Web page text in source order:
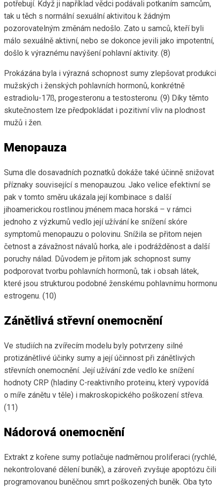
potřebují. Když ji například vědci podávali potkaním samcům,
tak u těch s normální sexuální aktivitou k žádným
pozorovatelným změnám nedošlo. Zato u samců, kteří byli
málo sexuálně aktivní, nebo se dokonce jevili jako impotentní,
došlo k výraznému navýšení pohlavní aktivity. (8)
Prokázána byla i výrazná schopnost sumy zlepšovat produkci
mužských i ženských pohlavních hormonů, konkrétně
estradiolu-17ß, progesteronu a testosteronu. (9) Díky těmto
skutečnostem lze předpokládat i pozitivní vliv na plodnost
mužů i žen.
Menopauza
Suma dle dosavadních poznatků dokáže také účinně snižovat
příznaky související s menopauzou. Jako velice efektivní se
pak v tomto směru ukázala její kombinace s další
jihoamerickou rostlinou jménem maca horská – v rámci
jednoho z výzkumů vedlo její užívání ke snížení skóre
symptomů menopauzu o polovinu. Snížila se přitom nejen
četnost a závažnost návalů horka, ale i podrážděnost a další
poruchy nálad. Důvodem je přitom jak schopnost sumy
podporovat tvorbu pohlavních hormonů, tak i obsah látek,
které jsou strukturou podobné ženskému pohlavnímu hormonu
estrogenu. (10)
Zánětlivá střevní onemocnění
Ve studiích na zvířecím modelu byly potvrzeny silné
protizánětlivé účinky sumy a její účinnost při zánětlivých
střevních onemocnění. Její užívání zde vedlo ke snížení
hodnoty CRP (hladiny C-reaktivního proteinu, který vypovídá
o míře zánětu v těle) i makroskopického poškození střeva.
(11)
Nádorová onemocnění
Extrakt z kořene sumy potlačuje nadměrnou proliferaci (rychlé,
nekontrolované dělení buněk), a zároveň zvyšuje apoptózu čili
programovanou buněčnou smrt poškozených buněk. Oba tyto